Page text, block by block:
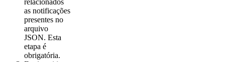
relacionados
as notificações
presentes no
arquivo
JSON. Esta
etapa é
obrigatória.